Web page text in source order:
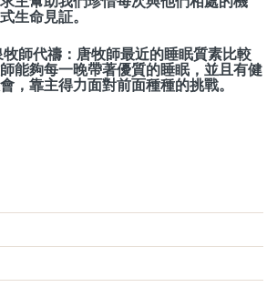
生命見証。
師代禱：唐牧師最近的睡眠質素比較
能夠每一晚帶著優質的睡眠，並且有健
，靠主得力面對前面種種的挑戰。